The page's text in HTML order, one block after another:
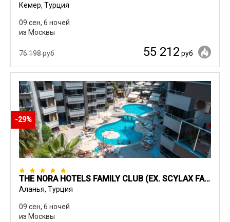
Кемер, Турция
09 сен, 6 ночей
из Москвы
76 198 руб 55 212 руб
-29%
THE NORA HOTELS FAMILY CLUB (EX. SCYLAX FAMILY CLUB)
Аланья, Турция
09 сен, 6 ночей
из Москвы